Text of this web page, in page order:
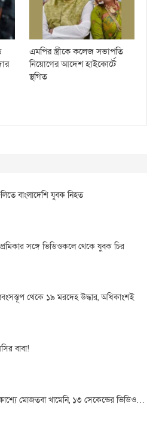
এমপির স্ত্রীকে কলেজ সভাপতি
নিয়োগের আদেশ হাইকোর্টে
স্থগিত
বাংলাদেশি যুবক নিহত
সঙ্গে ভিডিওকলে থেকে যুবক চির
থেকে ১৯ মরদেহ উদ্ধার, অধিকাংশই
বাবা!
মোজতবা খামেনি, ১৩ সেকেন্ডের ভিডিও…